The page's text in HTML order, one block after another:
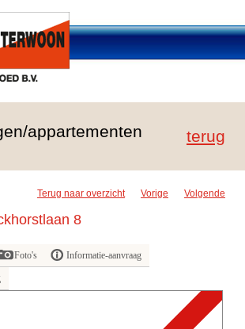
appartementen terug
Terug naar overzicht Vorige Volgende
8
Foto's Informatie-aanvraag